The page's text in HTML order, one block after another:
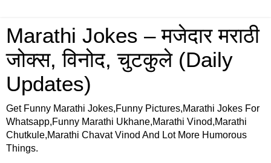
Marathi Jokes – मजेदार मराठी
जोक्स, विनोद, चुटकुले (Daily
Updates)
Get Funny Marathi Jokes,Funny Pictures,Marathi Jokes For
Whatsapp,Funny Marathi Ukhane,Marathi Vinod,Marathi
Chutkule,Marathi Chavat Vinod And Lot More Humorous
Things.